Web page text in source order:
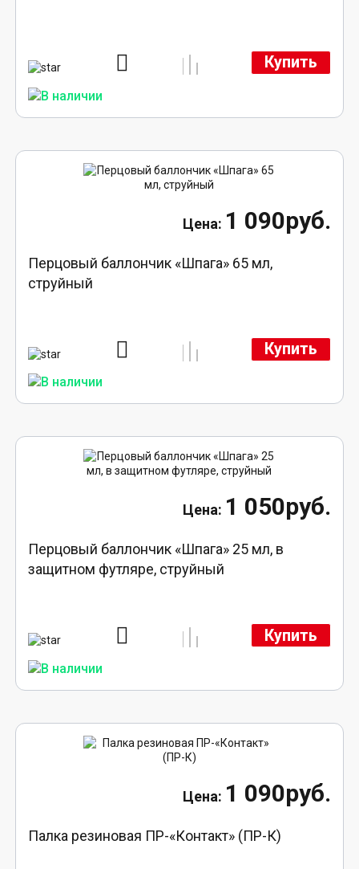
Купить
1 090руб.
Перцовый баллончик «Шпага» 65 мл,
струйный
Купить
1 050руб.
Перцовый баллончик «Шпага» 25 мл, в
защитном футляре, струйный
Купить
1 090руб.
Палка резиновая ПР-«Контакт» (ПР-К)